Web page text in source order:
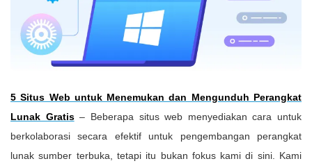
5 Situs Web untuk Menemukan dan Mengunduh Perangkat
Lunak Gratis– Beberapa situs web menyediakan cara untuk
berkolaborasi secara efektif untuk pengembangan perangkat
lunak sumber terbuka, tetapi itu bukan fokus kami di sini. Kami